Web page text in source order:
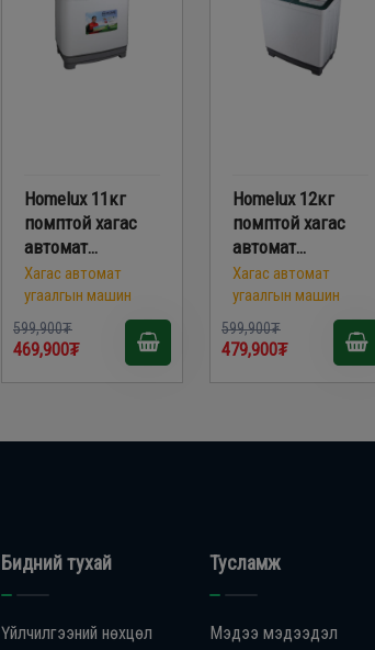
Homelux 11кг
помптой хагас
автомат
угаалгын машин
/XPB110-2100SE/
Хагас автомат
угаалгын машин
599,900₮
469,900₮
Homelux 12кг
помптой хагас
автомат
угаалгын машин
/XPB120-2996SE/
Хагас автомат
угаалгын машин
599,900₮
479,900₮
Бидний тухай
Үйлчилгээний нөхцөл
Тусламж
Мэдээ мэдээдэл